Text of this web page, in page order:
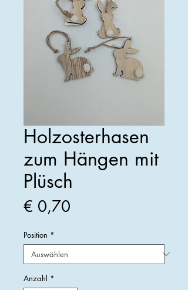
Holzosterhasen
zum Hängen mit
Plüsch
€ 0,70
Position *
Anzahl *